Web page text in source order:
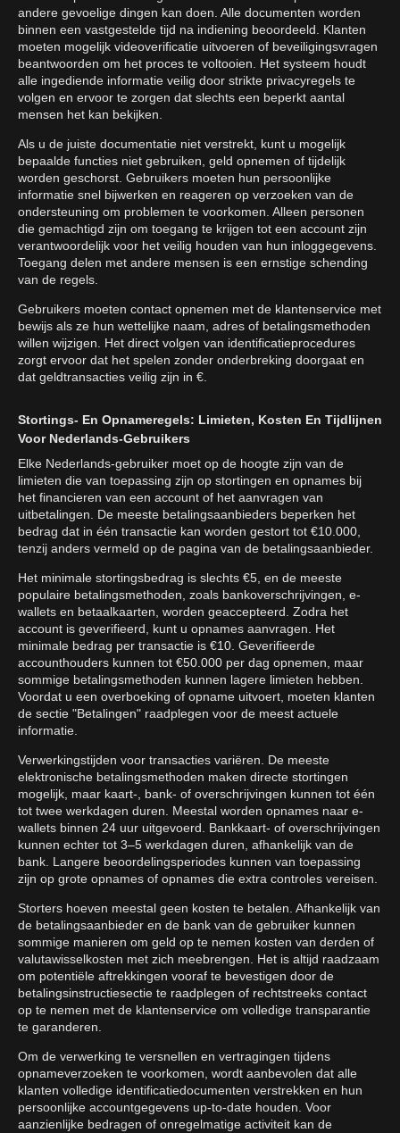
andere gevoelige dingen kan doen. Alle documenten worden
binnen een vastgestelde tijd na indiening beoordeeld. Klanten
moeten mogelijk videoverificatie uitvoeren of beveiligingsvragen
beantwoorden om het proces te voltooien. Het systeem houdt
alle ingediende informatie veilig door strikte privacyregels te
volgen en ervoor te zorgen dat slechts een beperkt aantal
mensen het kan bekijken.
Als u de juiste documentatie niet verstrekt, kunt u mogelijk
bepaalde functies niet gebruiken, geld opnemen of tijdelijk
worden geschorst. Gebruikers moeten hun persoonlijke
informatie snel bijwerken en reageren op verzoeken van de
ondersteuning om problemen te voorkomen. Alleen personen
die gemachtigd zijn om toegang te krijgen tot een account zijn
verantwoordelijk voor het veilig houden van hun inloggegevens.
Toegang delen met andere mensen is een ernstige schending
van de regels.
Gebruikers moeten contact opnemen met de klantenservice met
bewijs als ze hun wettelijke naam, adres of betalingsmethoden
willen wijzigen. Het direct volgen van identificatieprocedures
zorgt ervoor dat het spelen zonder onderbreking doorgaat en
dat geldtransacties veilig zijn in €.
Stortings- En Opnameregels: Limieten, Kosten En Tijdlijnen
Voor Nederlands-Gebruikers
Elke Nederlands-gebruiker moet op de hoogte zijn van de
limieten die van toepassing zijn op stortingen en opnames bij
het financieren van een account of het aanvragen van
uitbetalingen. De meeste betalingsaanbieders beperken het
bedrag dat in één transactie kan worden gestort tot €10.000,
tenzij anders vermeld op de pagina van de betalingsaanbieder.
Het minimale stortingsbedrag is slechts €5, en de meeste
populaire betalingsmethoden, zoals bankoverschrijvingen, e-
wallets en betaalkaarten, worden geaccepteerd. Zodra het
account is geverifieerd, kunt u opnames aanvragen. Het
minimale bedrag per transactie is €10. Geverifieerde
accounthouders kunnen tot €50.000 per dag opnemen, maar
sommige betalingsmethoden kunnen lagere limieten hebben.
Voordat u een overboeking of opname uitvoert, moeten klanten
de sectie "Betalingen" raadplegen voor de meest actuele
informatie.
Verwerkingstijden voor transacties variëren. De meeste
elektronische betalingsmethoden maken directe stortingen
mogelijk, maar kaart-, bank- of overschrijvingen kunnen tot één
tot twee werkdagen duren. Meestal worden opnames naar e-
wallets binnen 24 uur uitgevoerd. Bankkaart- of overschrijvingen
kunnen echter tot 3–5 werkdagen duren, afhankelijk van de
bank. Langere beoordelingsperiodes kunnen van toepassing
zijn op grote opnames of opnames die extra controles vereisen.
Storters hoeven meestal geen kosten te betalen. Afhankelijk van
de betalingsaanbieder en de bank van de gebruiker kunnen
sommige manieren om geld op te nemen kosten van derden of
valutawisselkosten met zich meebrengen. Het is altijd raadzaam
om potentiële aftrekkingen vooraf te bevestigen door de
betalingsinstructiesectie te raadplegen of rechtstreeks contact
op te nemen met de klantenservice om volledige transparantie
te garanderen.
Om de verwerking te versnellen en vertragingen tijdens
opnameverzoeken te voorkomen, wordt aanbevolen dat alle
klanten volledige identificatiedocumenten verstrekken en hun
persoonlijke accountgegevens up-to-date houden. Voor
aanzienlijke bedragen of onregelmatige activiteit kan de